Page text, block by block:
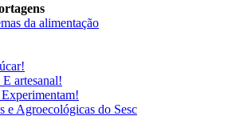
da alimentação
artesanal!
e Agroecológicas do Sesc